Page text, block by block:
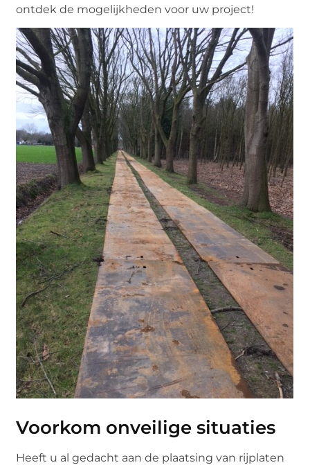
ontdek de mogelijkheden voor uw project!
Voorkom onveilige situaties
Heeft u al gedacht aan de plaatsing van rijplaten